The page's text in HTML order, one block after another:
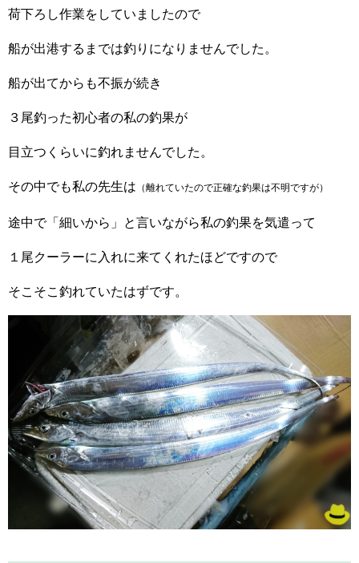
荷下ろし作業をしていましたので
船が出港するまでは釣りになりませんでした。
船が出てからも不振が続き
３尾釣った初心者の私の釣果が
目立つくらいに釣れませんでした。
その中でも私の先生は （離れていたので正確な釣果は不明ですが）
途中で「細いから」と言いながら私の釣果を気遣って
１尾クーラーに入れに来てくれたほどですので
そこそこ釣れていたはずです。